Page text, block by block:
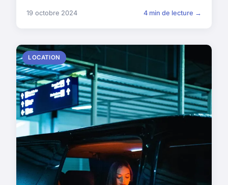
19 octobre 2024 4 min de lecture →
LOCATION